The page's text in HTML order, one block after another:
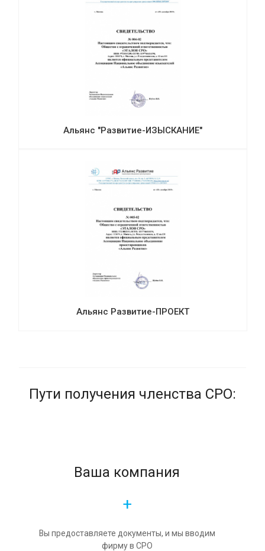
Альянс "Развитие-ИЗЫСКАНИЕ"
Альянс Развитие-ПРОЕКТ
Пути получения членства СРО:
Ваша компания
+
Вы предоставляете документы, и мы вводим
фирму в СРО